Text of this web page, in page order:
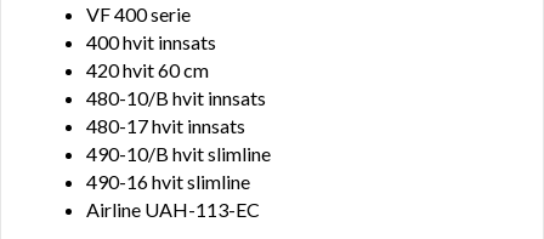
VF 400 serie
400 hvit innsats
420 hvit 60 cm
480-10/B hvit innsats
480-17 hvit innsats
490-10/B hvit slimline
490-16 hvit slimline
Airline UAH-113-EC